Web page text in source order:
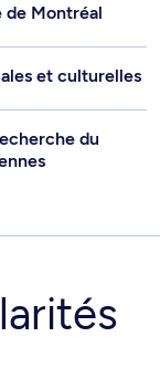
de Montréal
et culturelles
du